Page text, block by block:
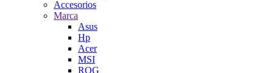
Accesorios
Marca
Asus
Hp
Acer
MSI
ROG